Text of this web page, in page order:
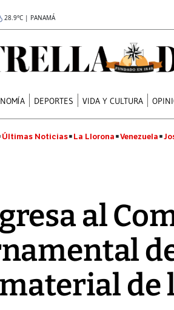
28.9°C | PANAMÁ
DEPORTES VIDA Y CULTURA
Últimas Noticias La Llorona Venezuela
al
de